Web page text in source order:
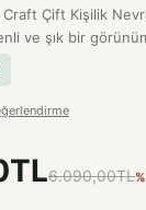
Çift Kişilik
ve şık bir
6.090,00TL